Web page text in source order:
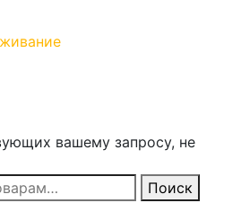
вашему запросу, не
Поиск